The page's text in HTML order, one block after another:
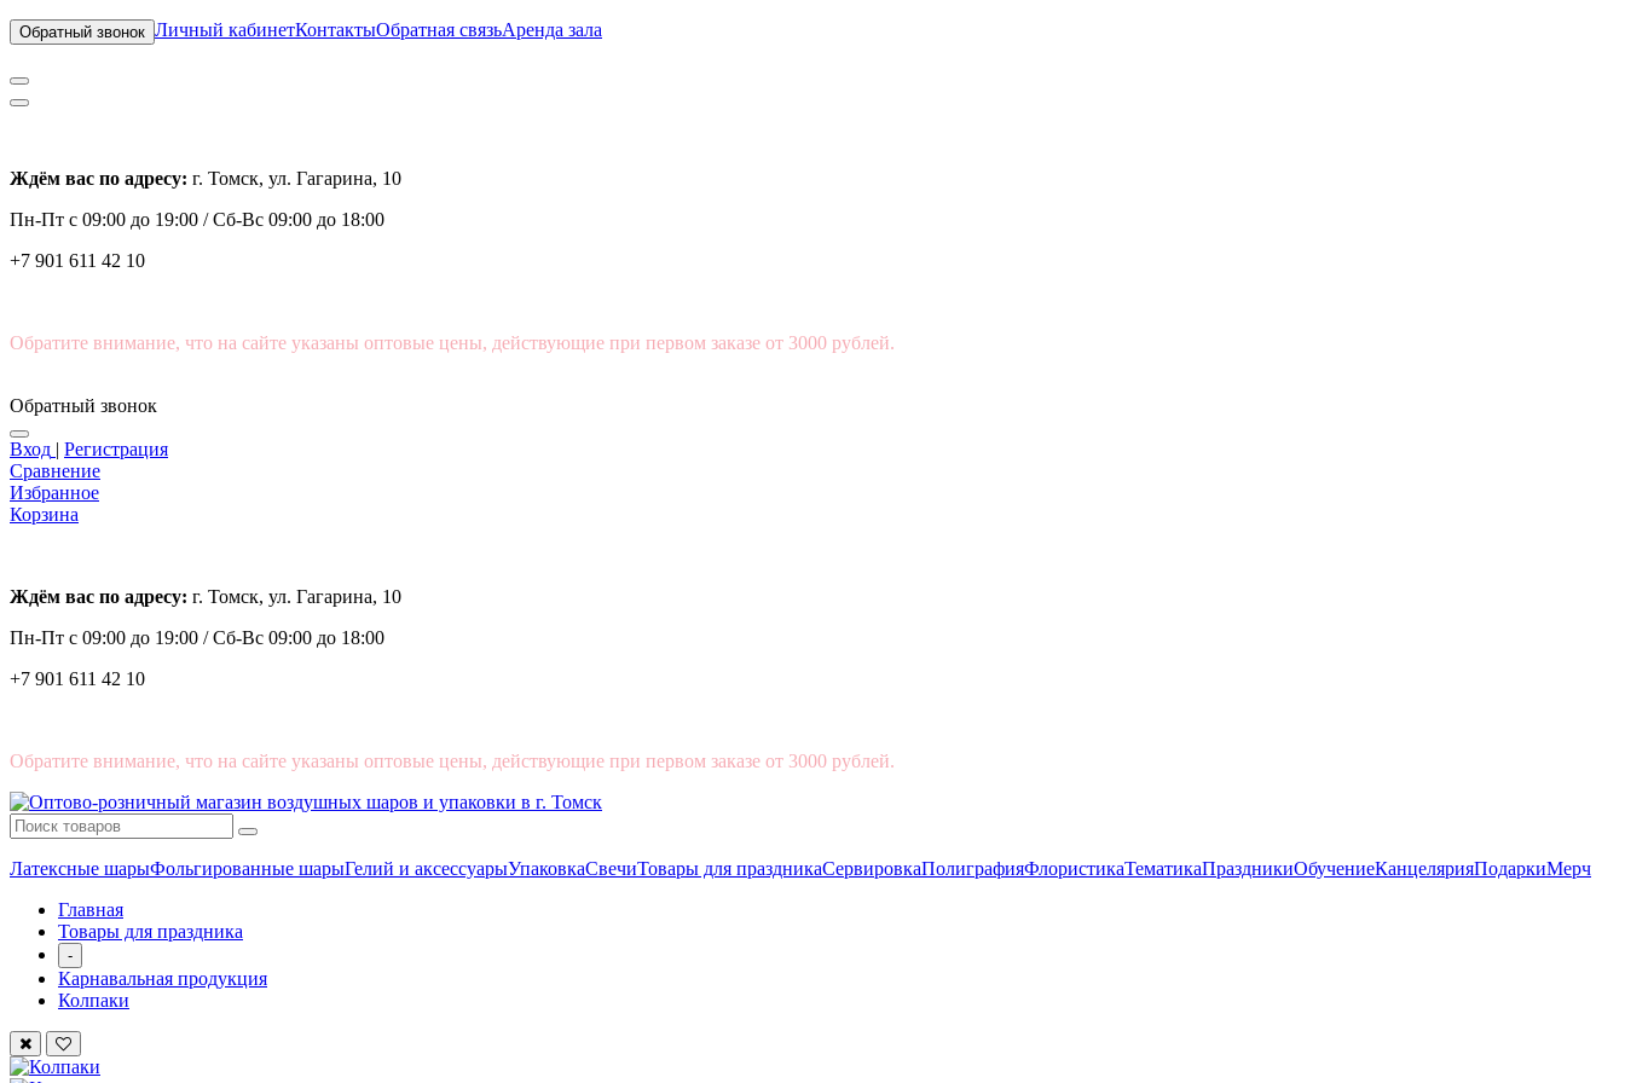
Обратный звонок Личный кабинетКонтактыОбратная связьАренда зала
Ждём вас по адресу: г. Томск, ул. Гагарина, 10
Пн-Пт с 09:00 до 19:00 /Сб-Вс 09:00 до 18:00
+7 901 611 42 10
Обратите внимание, что на сайте указаны оптовые цены, действующие при первом заказе от 3000 рублей.
Обратный звонок
Вход | Регистрация
Сравнение
Избранное
Корзина
Ждём вас по адресу: г. Томск, ул. Гагарина, 10
Пн-Пт с 09:00 до 19:00 /Сб-Вс 09:00 до 18:00
+7 901 611 42 10
Обратите внимание, что на сайте указаны оптовые цены, действующие при первом заказе от 3000 рублей.
Латексные шарыФольгированные шарыГелий и аксессуарыУпаковкаСвечиТовары для праздникаСервировкаПолиграфияФлористикаТематикаПраздникиОбучениеКанцелярияПодаркиМерч
Главная
Товары для праздника
-
Карнавальная продукция
Колпаки